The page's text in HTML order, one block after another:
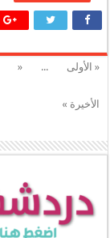
« الأولى ...
«
الأخيرة »